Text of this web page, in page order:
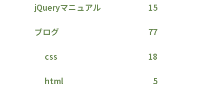
jQueryマニュアル
15
ブログ
77
css
18
html
5